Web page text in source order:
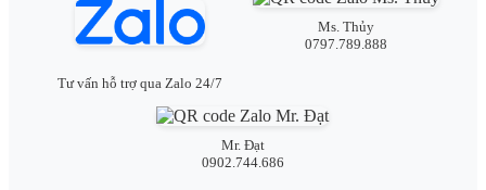
Tư vấn hỗ trợ qua Zalo 24/7
Ms. Thủy
0797.789.888
Mr. Đạt
0902.744.686